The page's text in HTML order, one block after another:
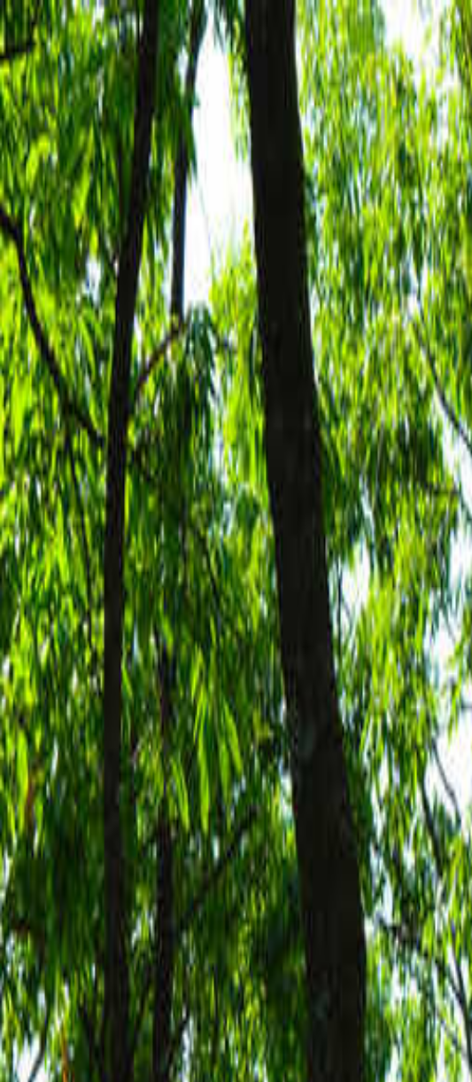
目的地を選ぶ
日付
目的地
目的地を選ぶ
日付
日付を選ぶ
なっぷ キャンプ場検索予約